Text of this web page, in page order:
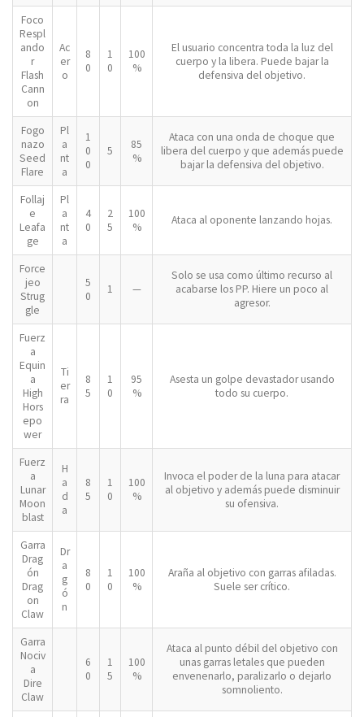
Foco
Respl
ando
r
Flash
Cann
on
Ac
er
o
8
0
1
0
100
%
El usuario concentra toda la luz del
cuerpo y la libera. Puede bajar la
defensiva del objetivo.
Fogo
nazo
Seed
Flare
Pl
a
nt
a
1
0
0
5
85
%
Ataca con una onda de choque que
libera del cuerpo y que además puede
bajar la defensiva del objetivo.
Follaj
e
Leafa
ge
Pl
a
nt
a
4
0
2
5
100
%
Ataca al oponente lanzando hojas.
Force
jeo
Strug
gle
5
0
1 —
Solo se usa como último recurso al
acabarse los PP. Hiere un poco al
agresor.
Fuerz
a
Equin
a
High
Hors
epo
wer
Ti
er
ra
8
5
1
0
95
%
Asesta un golpe devastador usando
todo su cuerpo.
Fuerz
a
Lunar
Moon
blast
H
a
d
a
8
5
1
0
100
%
Invoca el poder de la luna para atacar
al objetivo y además puede disminuir
su ofensiva.
Garra
Drag
ón
Drag
on
Claw
Dr
a
g
ó
n
8
0
1
0
100
%
Araña al objetivo con garras afiladas.
Suele ser crítico.
Garra
Nociv
a
Dire
Claw
6
0
1
5
100
%
Ataca al punto débil del objetivo con
unas garras letales que pueden
envenenarlo, paralizarlo o dejarlo
somnoliento.